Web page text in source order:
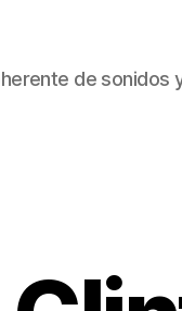
de sonidos